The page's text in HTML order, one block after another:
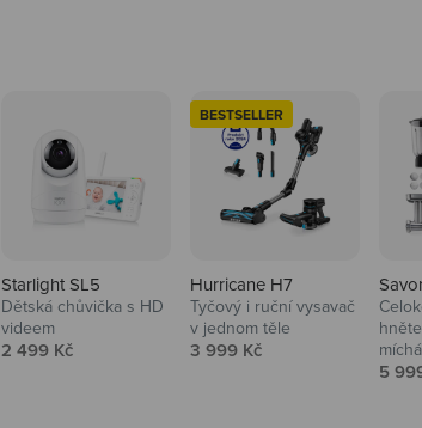
Starlight SL5
Dětská chůvička s HD
videem
Prodejní cena
2 499 Kč
BESTSELLER
Hurricane H7
Tyčový i ruční vysavač
v jednom těle
Prodejní cena
3 999 Kč
míchá
5
Domácnost
Vysavače, parťáci do kuchyně i